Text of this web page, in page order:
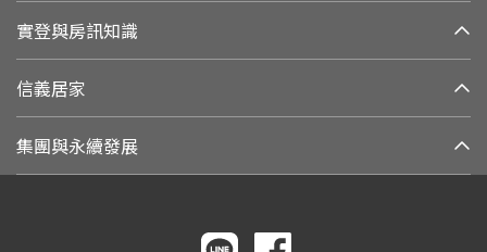
實登與房訊知識
信義居家
集團與永續發展